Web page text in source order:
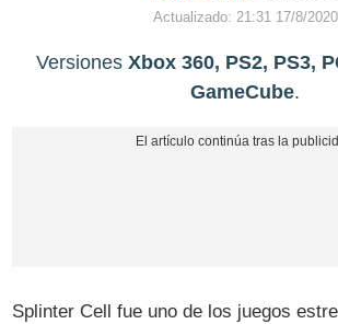
Actualizado: 21:31 17/8/2020
Versiones Xbox 360, PS2, PS3,
GameCube.
Splinter Cell fue uno de los juegos